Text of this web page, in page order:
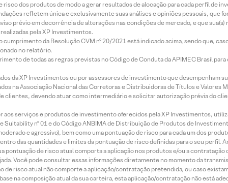
dos produtos de modo a gerar resultados de alocação para cada perfil de
refletem única e exclusivamente suas análises e opiniões pessoais, que
prévio em decorrência de alterações nas condições de mercado, e que
pela XP Investimentos.
da Resolução CVM nº 20/2021 está indicado acima, sendo que,
no relatório.
de todas as regras previstas no Código de Conduta da APIMEC Brasil
da XP Investimentos ou por assessores de investimento que desempenham
na Associação Nacional das Corretoras e Distribuidoras de Títulos e Valores
devendo atuar como intermediário e solicitar autorização prévia do
aos serviços e produtos de investimento oferecidos pela XP Investimentos,
nº 01 e do Código ANBIMA de Distribuição de Produtos de
e agressivo), bem como uma pontuação de risco para cada um dos
das quantidades e limites da pontuação de risco definidas para o seu perfil.
de risco atual comporta a aplicação nos produtos e/ou a contratação
Você pode consultar essas informações diretamente no momento da
de risco atual não comporte a aplicação/contratação pretendida, ou caso
na composição atual da sua carteira, esta aplicação/contratação não está